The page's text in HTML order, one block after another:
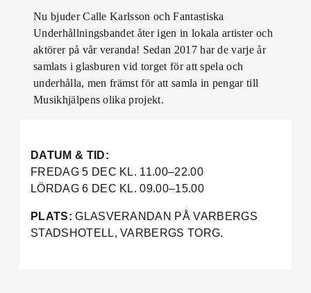
Nu bjuder Calle Karlsson och Fantastiska
Underhållningsbandet åter igen in lokala artister och
aktörer på vår veranda! Sedan 2017 har de varje år
samlats i glasburen vid torget för att spela och
underhålla, men främst för att samla in pengar till
Musikhjälpens olika projekt.
DATUM & TID:
FREDAG 5 DEC KL. 11.00–22.00
LÖRDAG 6 DEC KL. 09.00–15.00
PLATS: GLASVERANDAN PÅ VARBERGS
STADSHOTELL, VARBERGS TORG.